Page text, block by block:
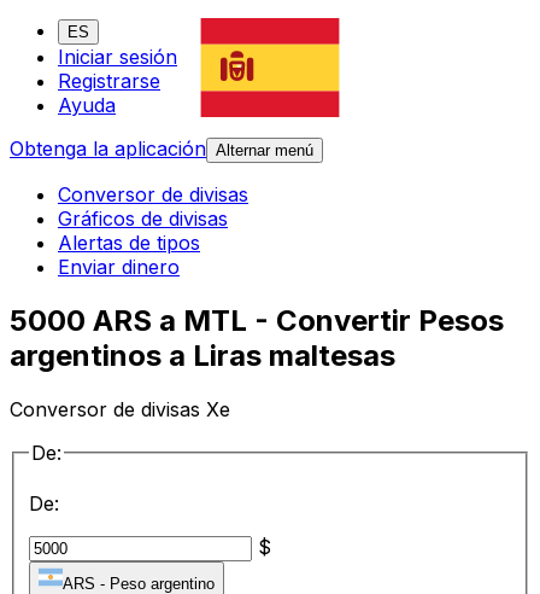
ES
Iniciar sesión
Registrarse
Ayuda
Obtenga la aplicación Alternar menú
Conversor de divisas
Gráficos de divisas
Alertas de tipos
Enviar dinero
5000 ARS a MTL - Convertir Pesos
argentinos a Liras maltesas
Conversor de divisas Xe
De:
De:
$
ARS - Peso argentino